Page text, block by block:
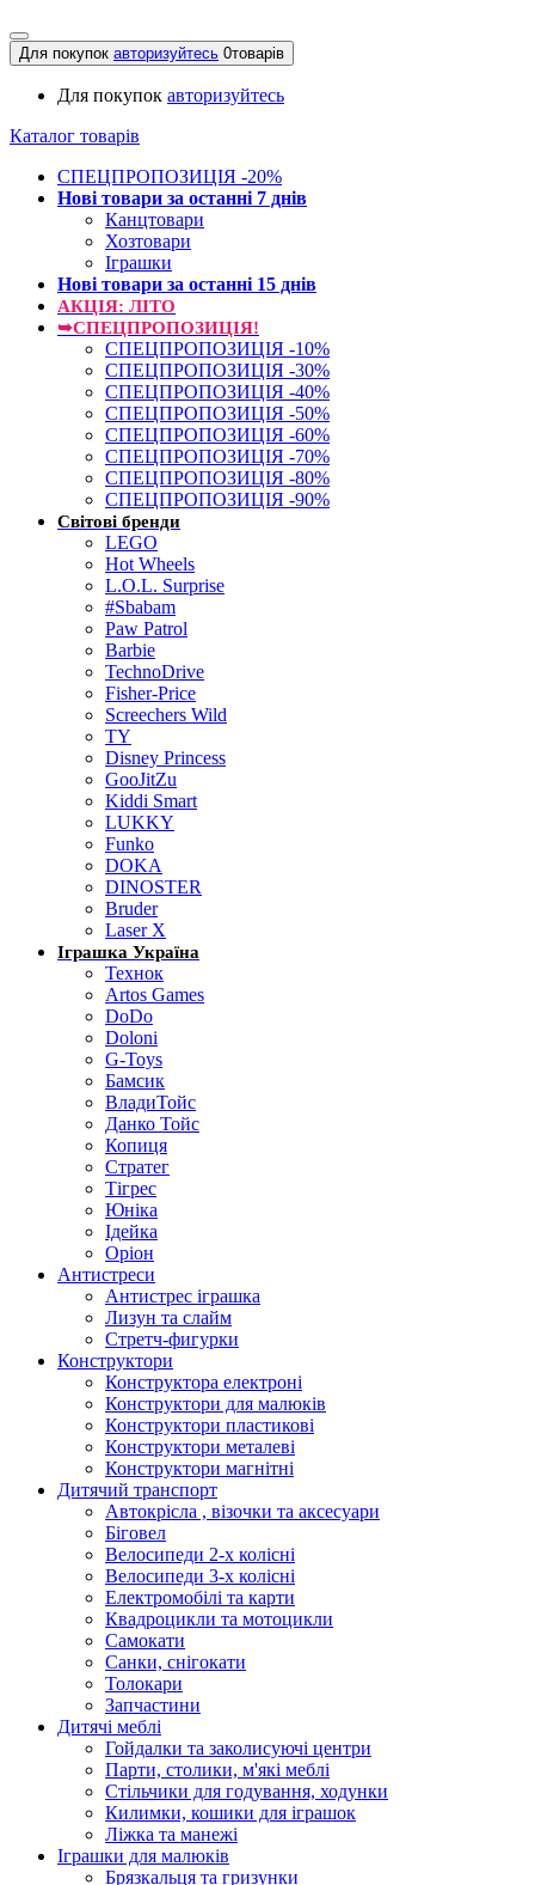
Для покупок авторизуйтесь 0товарів
Для покупок авторизуйтесь
Каталог товарів
СПЕЦПРОПОЗИЦІЯ -20%
Нові товари за останнi 7 днiв
Канцтовари
Хозтовари
Іграшки
Нові товари за останнi 15 днiв
АКЦІЯ: ЛІТО
➥СПЕЦПРОПОЗИЦІЯ!
СПЕЦПРОПОЗИЦІЯ -10%
СПЕЦПРОПОЗИЦІЯ -30%
СПЕЦПРОПОЗИЦІЯ -40%
СПЕЦПРОПОЗИЦІЯ -50%
СПЕЦПРОПОЗИЦІЯ -60%
СПЕЦПРОПОЗИЦІЯ -70%
СПЕЦПРОПОЗИЦІЯ -80%
СПЕЦПРОПОЗИЦІЯ -90%
Світові бренди
LEGO
Hot Wheels
L.O.L. Surprise
#Sbabam
Paw Patrol
Barbie
TechnoDrive
Fisher-Price
Screechers Wild
TY
Disney Princess
GooJitZu
Kiddi Smart
LUKKY
Funko
DOKA
DINOSTER
Bruder
Laser X
Іграшка Україна
Технок
Artos Games
DoDo
Doloni
G-Toys
Бамсик
ВладиТойс
Данко Тойс
Копиця
Стратег
Тігрес
Юніка
Ідейка
Оріон
Антистреси
Антистрес іграшка
Лизун та слайм
Стретч-фигурки
Конструктори
Конструктора електроні
Конструктори для малюків
Конструктори пластикові
Конструктори металеві
Конструктори магнітні
Дитячий транспорт
Автокрісла , візочки та аксесуари
Біговел
Велосипеди 2-х колісні
Велосипеди 3-х колісні
Електромобілі та карти
Квадроцикли та мотоцикли
Самокати
Санки, снігокати
Толокари
Запчастини
Дитячі меблі
Гойдалки та заколисуючі центри
Парти, столики, м'які меблі
Стільчики для годування, ходунки
Килимки, кошики для іграшок
Ліжка та манежі
Іграшки для малюків
Брязкальця та гризунки